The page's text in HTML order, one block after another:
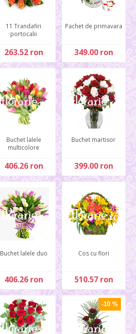
11 Trandafiri
portocalii
263.52 ron
Pachet de primavara
349.00 ron
Buchet lalele
multicolore
406.26 ron
Buchet martisor
399.00 ron
Buchet lalele duo
406.26 ron
Cos cu flori
510.57 ron
-10 %